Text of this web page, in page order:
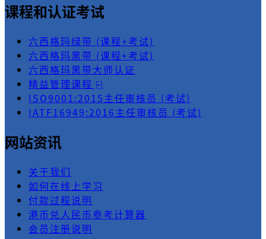
课程和认证考试
六西格玛绿带 (课程+考试)
六西格玛黑带 (课程+考试)
六西格玛黑带大师认证
精益管理课程 ⍇
ISO9001:2015主任审核员 (考试)
IATF16949:2016主任审核员 (考试)
网站资讯
关于我们
如何在线上学习
付款过程说明
港币兑人民币参考计算器
会员注册说明